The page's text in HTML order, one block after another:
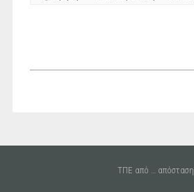
ΤΠΕ από … απόσταση